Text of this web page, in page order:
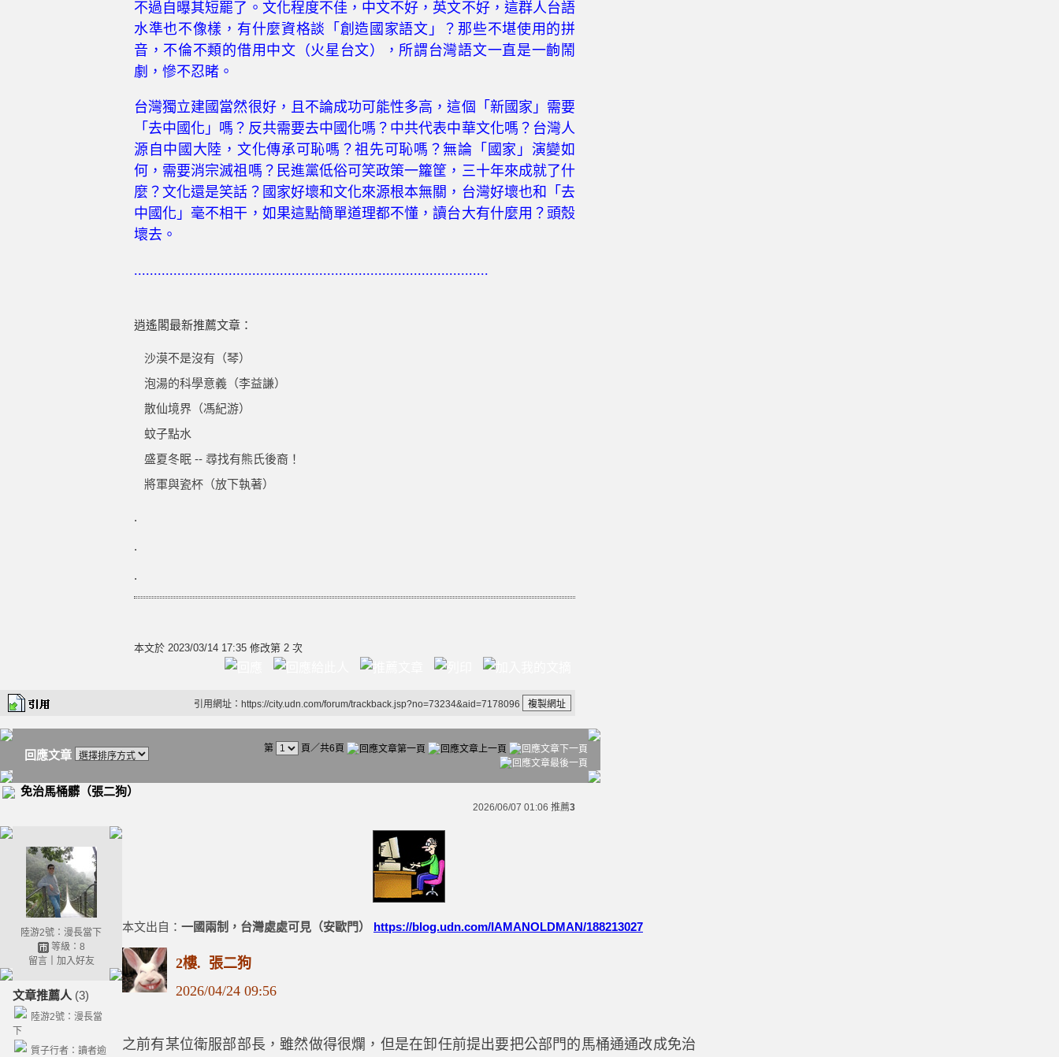
不過自曝其短罷了。文化程度不佳，中文不好，英文不好，這群人台語
水準也不像樣，有什麼資格談「創造國家語文」？那些不堪使用的拼
音，不倫不類的借用中文（火星台文），所謂台灣語文一直是一齣鬧
劇，慘不忍睹。
台灣獨立建國當然很好，且不論成功可能性多高，這個「新國家」需要
「去中國化」嗎？反共需要去中國化嗎？中共代表中華文化嗎？台灣人
源自中國大陸，文化傳承可恥嗎？祖先可恥嗎？無論「國家」演變如
何，需要消宗滅祖嗎？民進黨低俗可笑政策一籮筐，三十年來成就了什
麼？文化還是笑話？國家好壞和文化來源根本無關，台灣好壞也和「去
中國化」毫不相干，如果這點簡單道理都不懂，讀台大有什麼用？頭殼
壞去。
..........................................................................................
逍遙閣最新推薦文章：
沙漠不是沒有（琴）
泡湯的科學意義（李益謙）
散仙境界（馮紀游）
蚊子點水
盛夏冬眠 -- 尋找有熊氏後裔！
將軍與瓷杯（放下執著）
.
.
.
本文於 2023/03/14 17:35 修改第 2 次
引用網址：https://city.udn.com/forum/trackback.jsp?no=73234&aid=7178096
回應文章 第 頁／共6頁
免治馬桶髒（張二狗）
2026/06/07 01:06 推薦3
陸游2號：漫長當下
等級：8
留言｜ 加入好友
文章推薦人 (3)
陸游2號：漫長當
下
質子行者：讀者逾
本文出自： 一國兩制，台灣處處可見（安歐門） https://blog.udn.com/IAMANOLDMAN/188213027
2樓. 張二狗
2026/04/24 09:56
之前有某位衛服部部長，雖然做得很爛，但是在卸任前提出要把公部門的馬桶通通改成免治